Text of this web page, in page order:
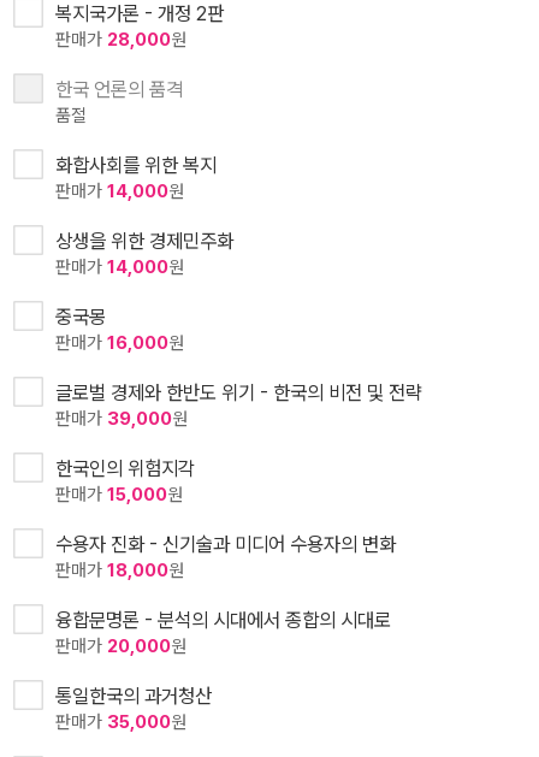
복지국가론 - 개정 2판
판매가 28,000원
한국 언론의 품격
품절
화합사회를 위한 복지
판매가 14,000원
상생을 위한 경제민주화
판매가 14,000원
중국몽
판매가 16,000원
글로벌 경제와 한반도 위기 - 한국의 비전 및 전략
판매가 39,000원
한국인의 위험지각
판매가 15,000원
수용자 진화 - 신기술과 미디어 수용자의 변화
판매가 18,000원
융합문명론 - 분석의 시대에서 종합의 시대로
판매가 20,000원
통일한국의 과거청산
판매가 35,000원